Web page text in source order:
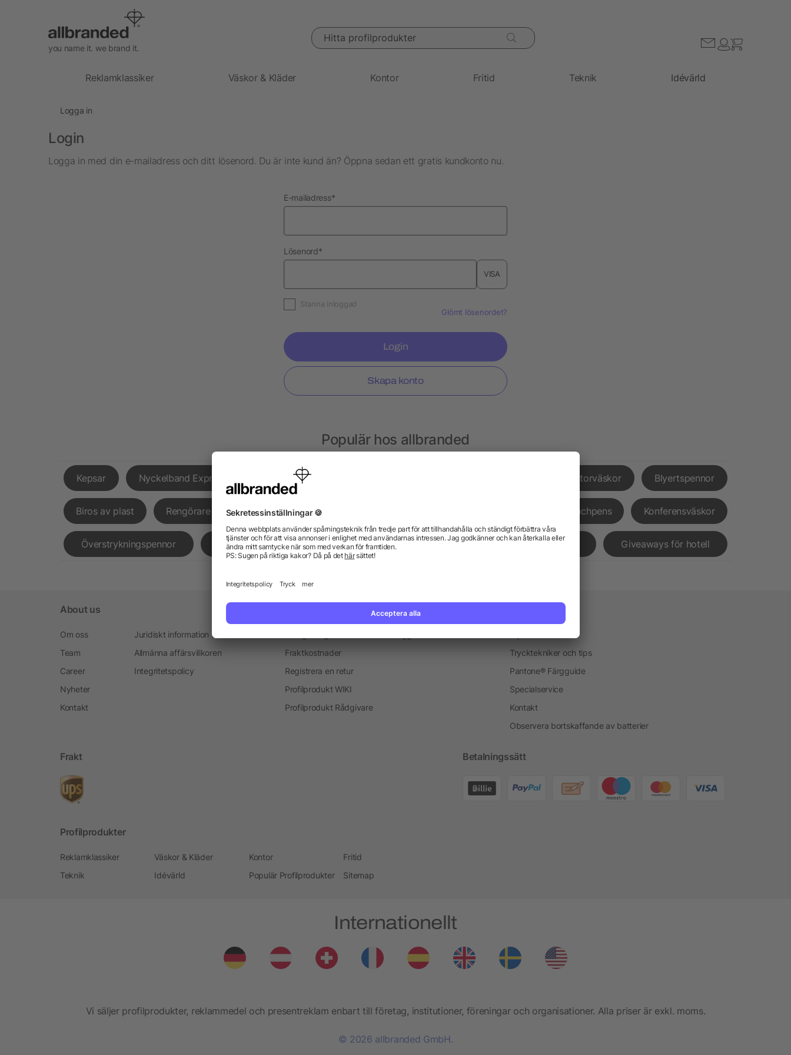
you name it. we brand it.
Hitta profilprodukter
Reklamklassiker Väskor & Kläder Kontor Fritid Teknik Idévärld
Logga in
Login
Logga in med din e-mailadress och ditt lösenord. Du är inte kund än? Öppna sedan ett gratis kundkonto nu.
E-mailadressnödvändig
*
Lösenordnödvändig
*
VISA
Stanna inloggad
Glömt lösenordet?
Login
Skapa konto
Populär hos allbranded
Kepsar Nyckelband Express Musplattor Datorväskor Blyertspennor
Biros av plast Rengörare Mobilskärm Anteckningsmappar Touchpens Konferensväskor
Överstrykningspennor USB-minnen Nyckelringar Kaffemuggar Expressleverans Giveaways för hotell
About us
Om oss
Team
Career
Nyheter
Kontakt
Juridiskt information
Allmänna affärsvillkoren
Integritetspolicy
Fraktkostnader
Registrera en retur
Profilprodukt WIKI
Profilprodukt Rådgivare
Trycktekniker och tips
Pantone® Färgguide
Specialservice
Kontakt
Observera bortskaffande av batterier
Frakt Betalningssätt
Profilprodukter
Reklamklassiker Väskor & Kläder Kontor
Fritid
Teknik
Idévärld Populär Profilprodukter Sitemap
Internationellt
Vi säljer profilprodukter, reklammedel och presentreklam enbart till företag, institutioner, föreningar och organisationer. Alla priser är exkl. moms.
© 2026 allbranded GmbH.